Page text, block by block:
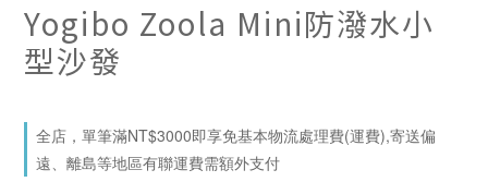
Yogibo Zoola Mini防潑水小
型沙發
全店，單筆滿NT$3000即享免基本物流處理費(運費),寄送偏
遠、離島等地區有聯運費需額外支付